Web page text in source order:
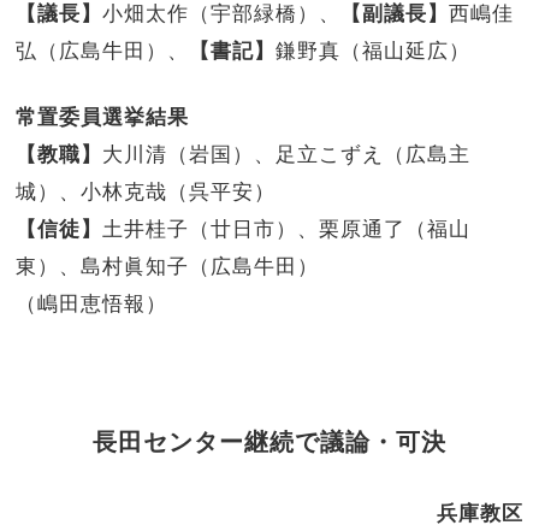
【議長】小畑太作（宇部緑橋）、 【副議長】西嶋佳
弘（広島牛田）、
【書記】鎌野真（福山延広）
常置委員選挙結果
【教職】 大川清（岩国）、足立こずえ（広島主
城）、小林克哉（呉平安）
【信徒】 土井桂子（廿日市）、栗原通了（福山
東）、島村眞知子（広島牛田）
（嶋田恵悟報）
長田センター継続で議論・可決
兵庫教区